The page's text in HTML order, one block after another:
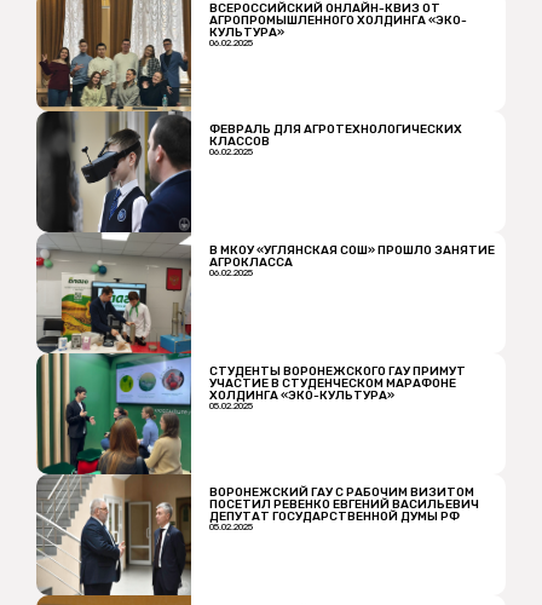
ВСЕРОССИЙСКИЙ ОНЛАЙН-КВИЗ ОТ
АГРОПРОМЫШЛЕННОГО ХОЛДИНГА «ЭКО-
КУЛЬТУРА»
06.02.2025
ФЕВРАЛЬ ДЛЯ АГРОТЕХНОЛОГИЧЕСКИХ
КЛАССОВ
06.02.2025
В МКОУ «УГЛЯНСКАЯ СОШ» ПРОШЛО ЗАНЯТИЕ
АГРОКЛАССА
06.02.2025
СТУДЕНТЫ ВОРОНЕЖСКОГО ГАУ ПРИМУТ
УЧАСТИЕ В СТУДЕНЧЕСКОМ МАРАФОНЕ
ХОЛДИНГА «ЭКО-КУЛЬТУРА»
05.02.2025
ВОРОНЕЖСКИЙ ГАУ С РАБОЧИМ ВИЗИТОМ
ПОСЕТИЛ РЕВЕНКО ЕВГЕНИЙ ВАСИЛЬЕВИЧ
ДЕПУТАТ ГОСУДАРСТВЕННОЙ ДУМЫ РФ
05.02.2025